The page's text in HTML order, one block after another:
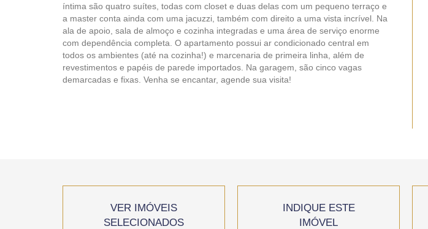
íntima são quatro suítes, todas com closet e duas delas com um pequeno terraço e
a master conta ainda com uma jacuzzi, também com direito a uma vista incrível. Na
ala de apoio, sala de almoço e cozinha integradas e uma área de serviço enorme
com dependência completa. O apartamento possui ar condicionado central em
todos os ambientes (até na cozinha!) e marcenaria de primeira linha, além de
revestimentos e papéis de parede importados. Na garagem, são cinco vagas
demarcadas e fixas. Venha se encantar, agende sua visita!
VER IMÓVEIS
SELECIONADOS
INDIQUE ESTE
IMÓVEL